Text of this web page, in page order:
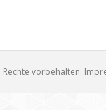
vorbehalten.